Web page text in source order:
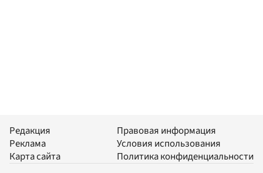
Редакция
Реклама
Карта сайта
Правовая информация
Условия использования
Политика конфиденциальности